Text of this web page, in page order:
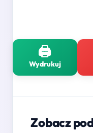
🖨️
Wydrukuj
Zobacz